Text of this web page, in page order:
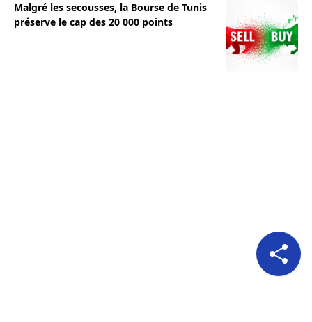
Malgré les secousses, la Bourse de Tunis
préserve le cap des 20 000 points